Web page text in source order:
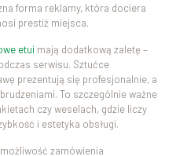
forma reklamy, która dociera
prestiż miejsca.
etui mają dodatkową zaletę –
serwisu. Sztućce
prezentują się profesjonalnie, a
To szczególnie ważne
czy weselach, gdzie liczy
i estetyka obsługi.
zamówienia